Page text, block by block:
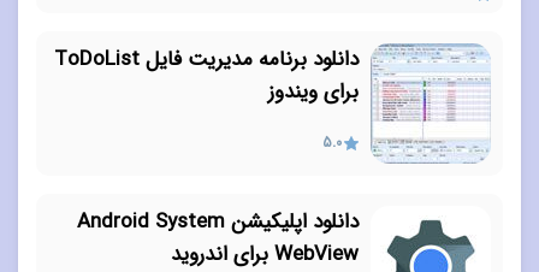
دانلود برنامه مدیریت فایل ToDoList
برای ویندوز
5.0
دانلود اپلیکیشن Android System
WebView برای اندروید